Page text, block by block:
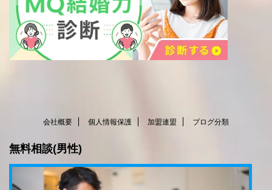
会社概要 個人情報保護 加盟連盟 ブログ分類
無料相談(男性)